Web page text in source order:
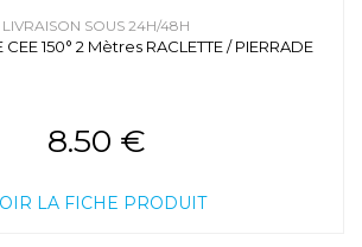
LIVRAISON SOUS 24H/48H
150° 2 Mètres RACLETTE / PIERRADE
8.50 €
LA FICHE PRODUIT